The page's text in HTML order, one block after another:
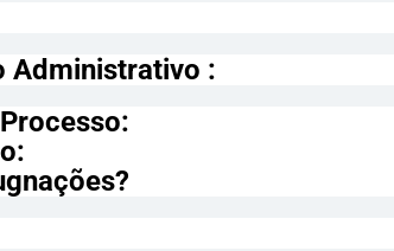
Administrativo :